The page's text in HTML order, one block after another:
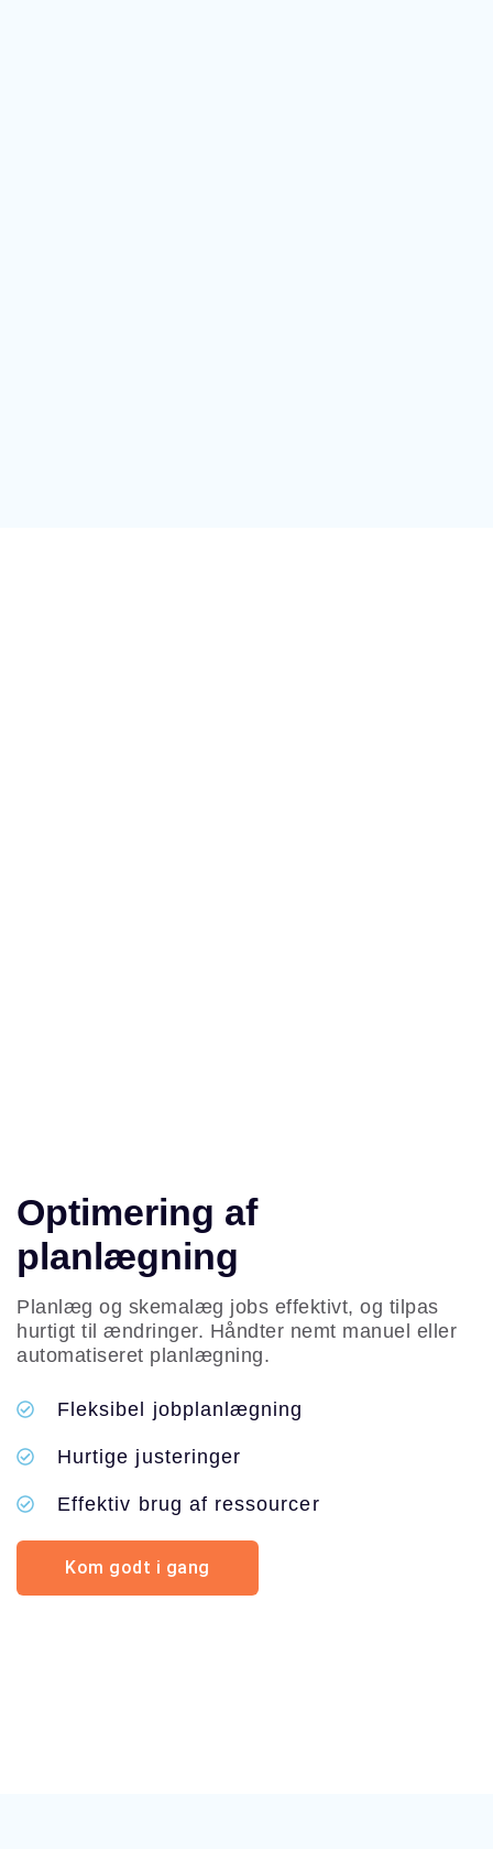
Optimering af
planlægning
Planlæg og skemalæg jobs effektivt, og tilpas
hurtigt til ændringer. Håndter nemt manuel eller
automatiseret planlægning.
Fleksibel jobplanlægning
Hurtige justeringer
Effektiv brug af ressourcer
Kom godt i gang